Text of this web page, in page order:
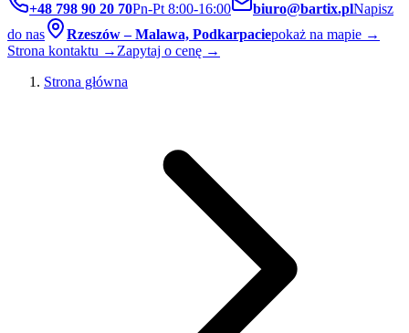
+48 798 90 20 70Pn-Pt 8:00-16:00 biuro@bartix.plNapisz
do nas
Rzeszów – Malawa, Podkarpaciepokaż na mapie →
Strona kontaktu → Zapytaj o cenę →
Strona główna